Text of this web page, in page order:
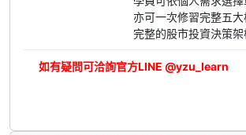
亦可一次修習完整五
完整的股市投資決策架
如有疑問可洽詢官方LINE @yzu_learn